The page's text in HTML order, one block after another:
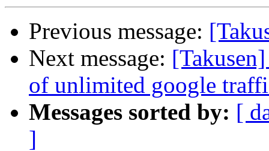
Previous message:
Next message:
of unlimited google
Messages sorted by: [
]